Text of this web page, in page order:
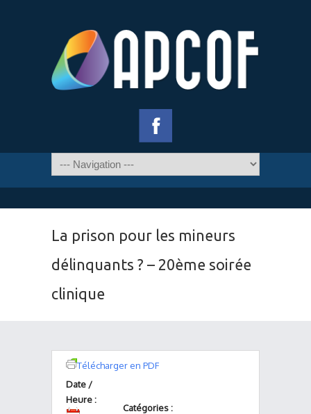
La prison pour les mineurs
délinquants ? – 20ème soirée
clinique
Télécharger en PDF
Date /
Heure :
Catégories :